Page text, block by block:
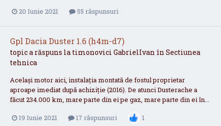
20 Iunie 2021
55 răspunsuri
Gpl Dacia Duster 1.6 (h4m-d7)
topic a răspuns la timonovici GabrielIvan în Sectiunea
tehnica
Același motor aici, instalația montată de fostul proprietar
aproape imediat după achiziție (2016). De atunci Dusterache a
făcut 234.000 km, mare parte din ei pe gaz, mare parte din ei în...
19 Iunie 2021 17 răspunsuri 1